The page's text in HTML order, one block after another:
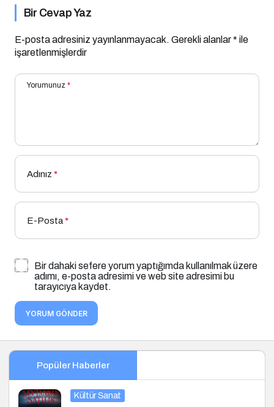
Bir Cevap Yaz
E-posta adresiniz yayınlanmayacak. Gerekli alanlar* ile
işaretlenmişlerdir
Yorumunuz *
Adınız *
E-Posta*
Bir dahaki sefere yorum yaptığımda kullanılmak üzere
adımı, e-posta adresimi ve web site adresimi bu
tarayıcıya kaydet.
YORUM GÖNDER
Popüler Haberler
Kültür Sanat